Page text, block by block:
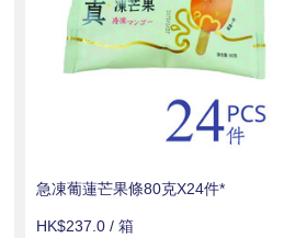
急凍葡蓮芒果條80克X24件*
HK$237.0 / 箱